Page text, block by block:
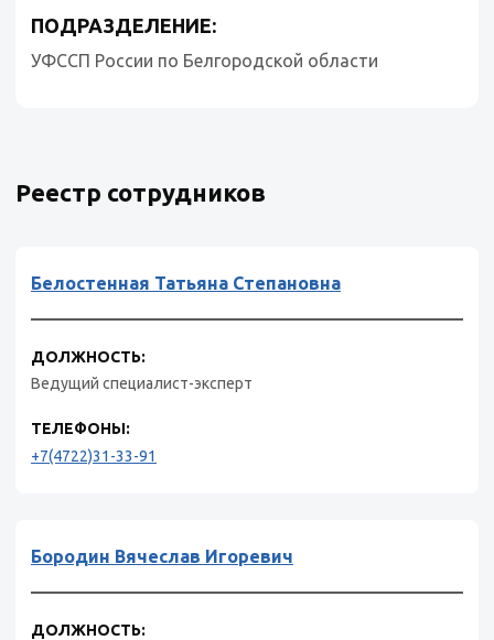
ПОДРАЗДЕЛЕНИЕ:
УФССП России по Белгородской области
Реестр сотрудников
Белостенная Татьяна Степановна
ДОЛЖНОСТЬ:
Ведущий специалист-эксперт
ТЕЛЕФОНЫ:
+7(4722)31-33-91
Бородин Вячеслав Игоревич
ДОЛЖНОСТЬ: